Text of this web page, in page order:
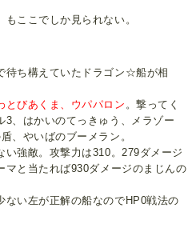
ここでしか見られない。
待ち構えていたドラゴン☆船が相
とびあくま、ウパパロン 。撃ってく
3、はかいのてっきゅう、メラゾー
、やいばのブーメラン。
い強敵。攻撃力は310。279ダメージ
マと当たれば930ダメージのまじんの
ない左が正解の船なのでHP0戦法の